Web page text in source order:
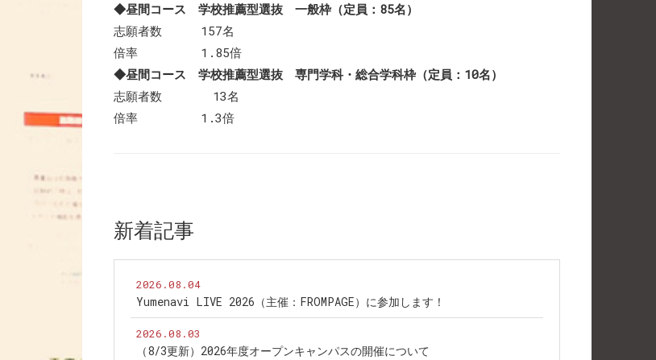
◆昼間コース 学校推薦型選抜 一般枠（定員：85名）
志願者数 157名
倍率 1.85倍
◆昼間コース 学校推薦型選抜 専門学科・総合学科枠（定員：10名）
志願者数 13名
倍率 1.3倍
新着記事
2026.08.04
Yumenavi LIVE 2026（主催：FROMPAGE）に参加します！
2026.08.03
（8/3更新）2026年度オープンキャンパスの開催について